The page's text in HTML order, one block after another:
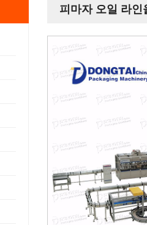
피마자 오일 라인